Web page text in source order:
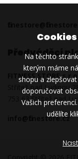
Předváděcí
FITNESS STORE
Střítež nad Ludinou
753 63 Střítež nad
info@fitnestore.cz
Na těchto
kterým máme
shopu a
doporučovat
Vašich
udělíte